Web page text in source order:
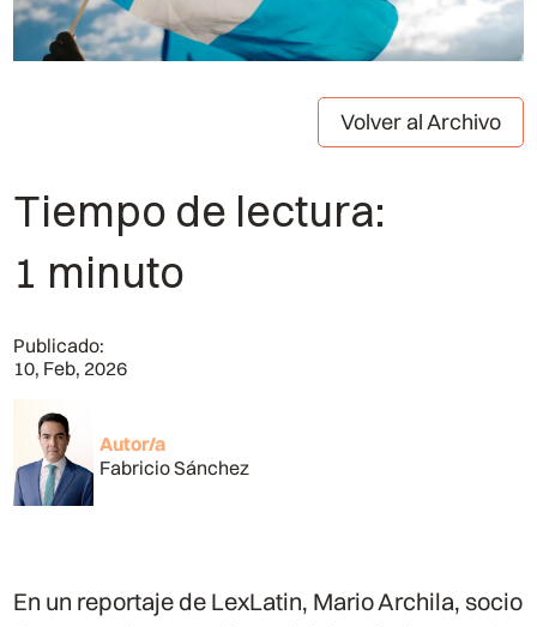
Volver al Archivo
Tiempo de lectura:
1 minuto
Publicado:
10, Feb, 2026
Autor/a
Fabricio Sánchez
En un reportaje de LexLatin, Mario Archila, socio